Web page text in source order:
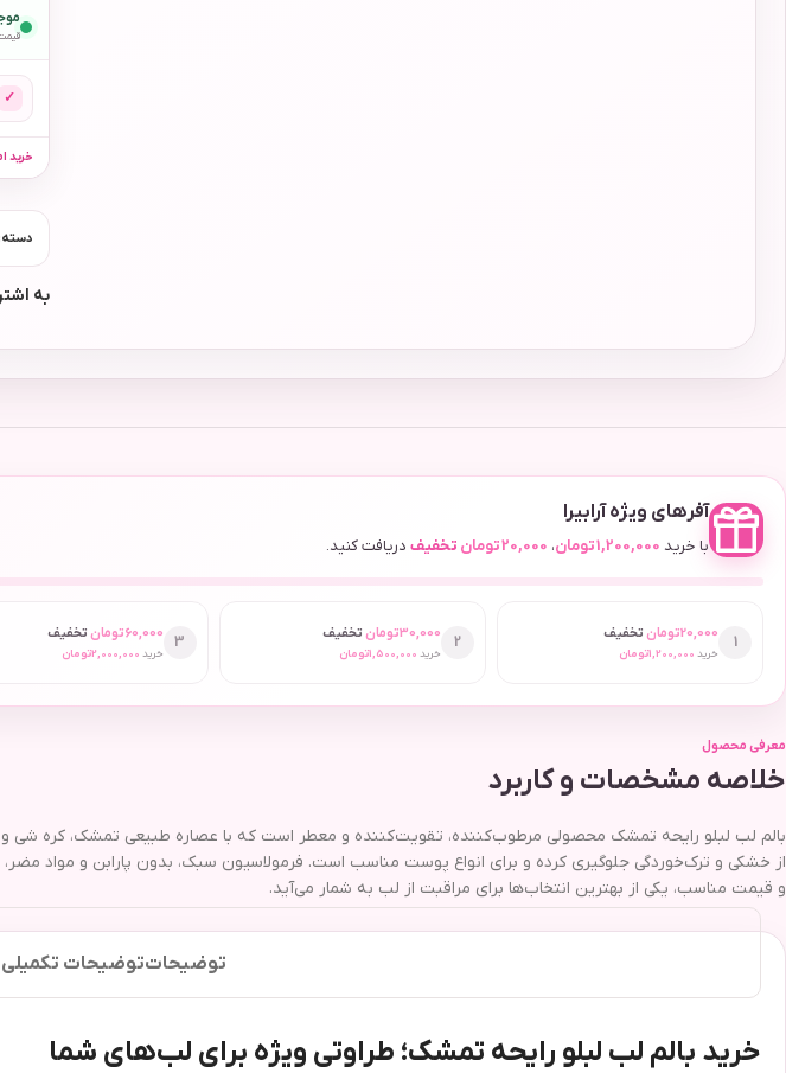
✓
خرید
به
آفرهای ویژه آرابیرا
با خرید 1,200,000تومان، 20,000تومان تخفیف دریافت کنید.
1
20,000تومان تخفیف
خرید 1,200,000تومان
2
30,000تومان تخفیف
خرید 1,500,000تومان
3
60,000تومان تخفیف
خرید 2,000,000تومان
معرفی محصول
خلاصه مشخصات و کاربرد
از خشکی و ترک‌خوردگی جلوگیری کرده و برای انواع پوست مناسب است. فرمولاسیون سبک، بدون پارابن و مواد مضر،
و قیمت مناسب، یکی از بهترین انتخاب‌ها برای مراقبت از لب به شمار می‌آید.
توضیحاتتوضیحات تکمیلی
خرید بالم لب لبلو رایحه تمشک؛ طراوتی ویژه برای لب‌های شما